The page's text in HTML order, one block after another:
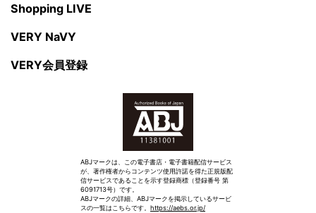
Shopping LIVE
VERY NaVY
VERY会員登録
ABJマークは、この電子書店・電子書籍配信サービス
が、著作権者からコンテンツ使用許諾を得た正規版配
信サービスであることを示す登録商標（登録番号 第
6091713号）です。
ABJマークの詳細、ABJマークを掲示しているサービ
スの一覧はこちらです。 https://aebs.or.jp/